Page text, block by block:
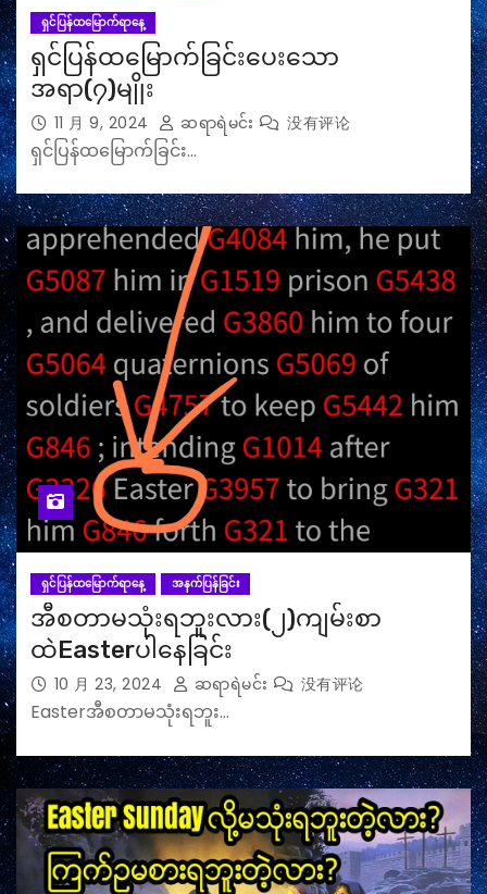
ရှင်ပြန်ထမြောက်ရာနေ့
ရှင်ပြန်ထမြောက်ခြင်းပေးသော
အရာ(၇)မျိုး
11 月 9, 2024 ဆရာရဲမင်း 没有评论
ရှင်ပြန်ထမြောက်ခြင်း…
ရှင်ပြန်ထမြောက်ရာနေ့ အနက်ပြန်ခြင်း
အီစတာမသုံးရဘူးလား(၂)ကျမ်းစာ
ထဲEasterပါနေခြင်း
10 月 23, 2024 ဆရာရဲမင်း 没有评论
Easterအီစတာမသုံးရဘူး…